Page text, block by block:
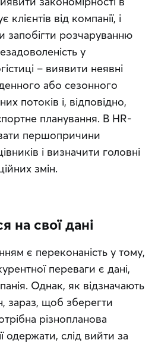
від компанії, і
запобігти розчаруванню
у
– виявити неявні
або сезонного
потоків і, відповідно,
планування. В HR-
першопричини
і визначити головні
змін.
на свої дані
є переконаність у тому,
переваги є дані,
Однак, як відзначають
зараз, щоб зберегти
різнопланова
одержати, слід вийти за